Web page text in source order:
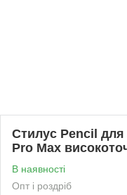
Стилус Pencil для
Pro Max
В наявності
Опт і роздріб